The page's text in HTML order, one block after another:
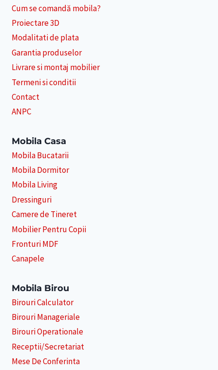
Cum se comandă mobila?
Proiectare 3D
Modalitati de plata
Garantia produselor
Livrare si montaj mobilier
Termeni si conditii
Contact
ANPC
Mobila Casa
Mobila Bucatarii
Mobila Dormitor
Mobila Living
Dressinguri
Camere de Tineret
Mobilier Pentru Copii
Fronturi MDF
Canapele
Mobila Birou
Birouri Calculator
Birouri Manageriale
Birouri Operationale
Receptii/Secretariat
Mese De Conferinta